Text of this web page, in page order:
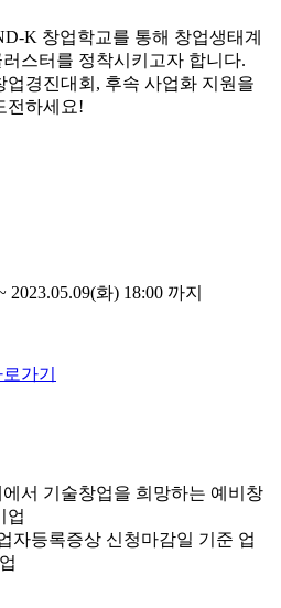
K 창업학교를 통해 창업생태계
스터를 정착시키고자 합니다.
업경진대회, 후속 사업화 지원을
전하세요!
2023.05.09(화) 18:00 까지
가기
서 기술창업을 희망하는 예비창
업
자등록증상 신청마감일 기준 업